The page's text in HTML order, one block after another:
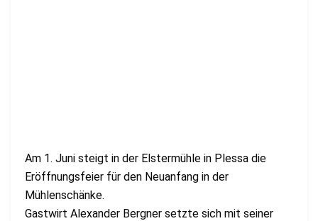
Am 1. Juni steigt in der Elstermühle in Plessa die
Eröffnungsfeier für den Neuanfang in der
Mühlenschänke.
Gastwirt Alexander Bergner setzte sich mit seiner